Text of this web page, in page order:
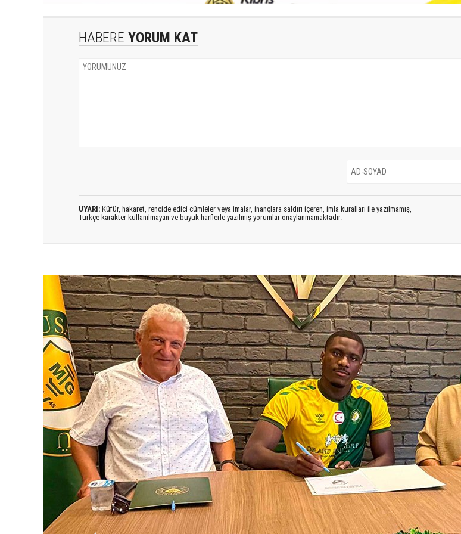
HABERE YORUM KAT
UYARI: Küfür, hakaret, rencide edici cümleler veya imalar, inançlara saldırı içeren, imla kuralları ile yazılmamış,
Türkçe karakter kullanılmayan ve büyük harflerle yazılmış yorumlar onaylanmamaktadır.